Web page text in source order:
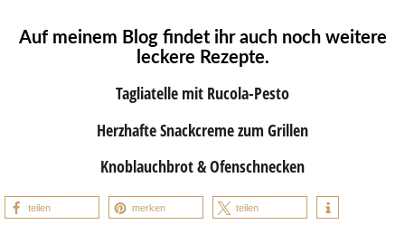
Auf meinem Blog findet ihr auch noch weitere
leckere Rezepte.
Tagliatelle mit Rucola-Pesto
Herzhafte Snackcreme zum Grillen
Knoblauchbrot & Ofenschnecken
teilen merken teilen